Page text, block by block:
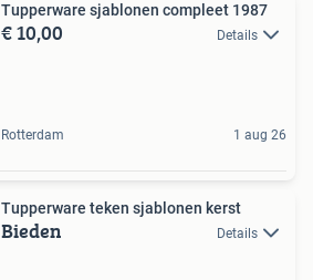
Tupperware sjablonen compleet 1987
€ 10,00 Details
Rotterdam 1 aug 26
Tupperware teken sjablonen kerst
Bieden Details